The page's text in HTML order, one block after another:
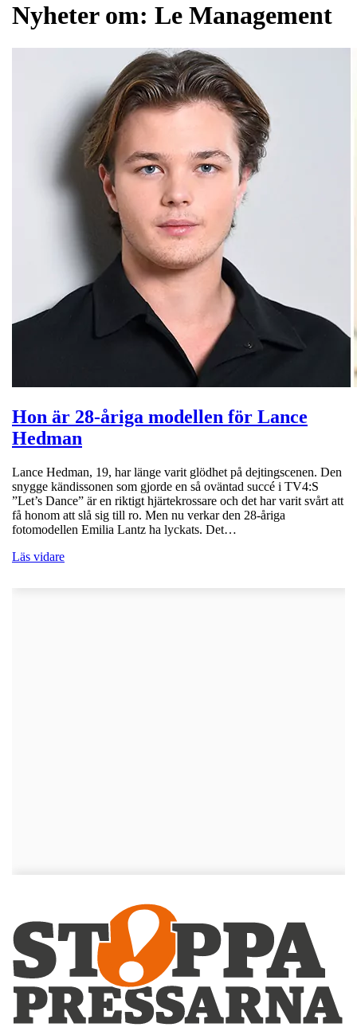
Nyheter om: Le Management
Hon är 28-åriga modellen för Lance
Hedman
Lance Hedman, 19, har länge varit glödhet på dejtingscenen. Den
snygge kändissonen som gjorde en så oväntad succé i TV4:S
”Let’s Dance” är en riktigt hjärtekrossare och det har varit svårt att
få honom att slå sig till ro. Men nu verkar den 28-åriga
fotomodellen Emilia Lantz ha lyckats. Det…
Läs vidare